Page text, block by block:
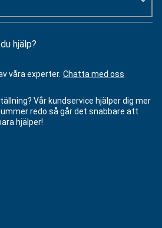
hjälp?
våra experter. Chatta med oss
Vår kundservice hjälper dig mer
redo så går det snabbare att
hjälper!